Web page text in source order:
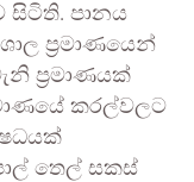
පානය
ප්‍රමාණයෙන්
ප්‍රමාණයක්
කරල්වලට
තෙල් සකස්